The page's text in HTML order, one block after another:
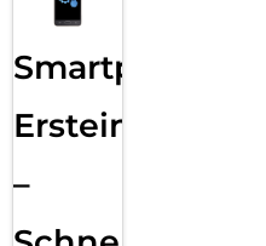
Smartphone
Ersteinrichtung
–